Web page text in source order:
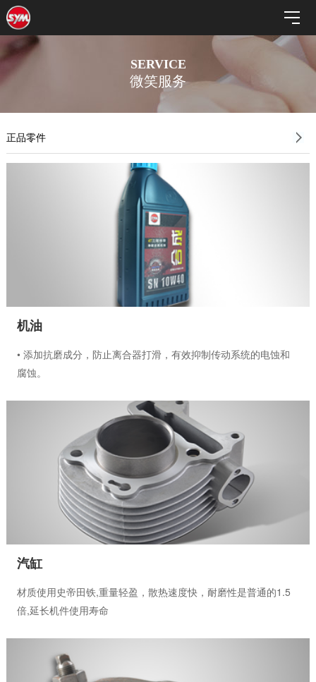
SERVICE
微笑服务
正品零件
机油
• 添加抗磨成分，防止离合器打滑，有效抑制传动系统的电蚀和
腐蚀。
能，优良的热氧化稳定性• 符合日本汽车标准化组织JASO MA和
美国学会API SJ规格标准。
汽缸
材质使用史帝田铁,重量轻盈，散热速度快，耐磨性是普通的1.5
倍,延长机件使用寿命